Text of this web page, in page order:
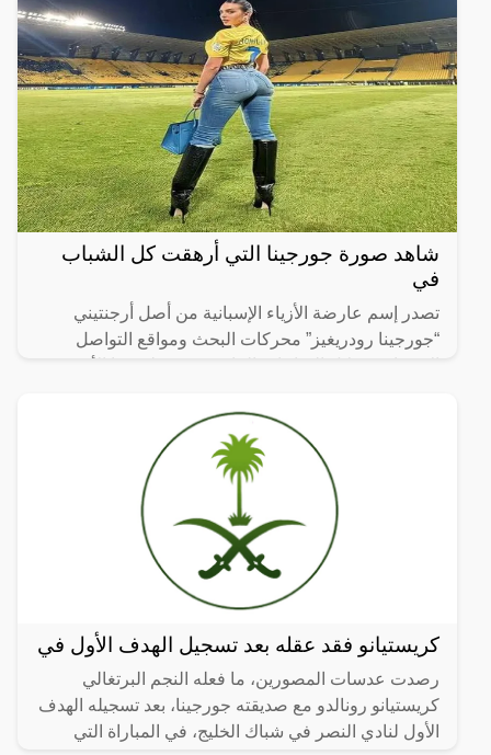
شاهد صورة جورجينا التي أرهقت كل الشباب
في
تصدر إسم عارضة الأزياء الإسبانية من أصل أرجنتيني
“جورجينا رودريغيز” محركات البحث ومواقع التواصل
كريستيانو فقد عقله بعد تسجيل الهدف الأول في
رصدت عدسات المصورين، ما فعله النجم البرتغالي
كريستيانو رونالدو مع صديقته جورجينا، بعد تسجيله الهدف
الأول لنادي النصر في شباك الخليج، في المباراة التي